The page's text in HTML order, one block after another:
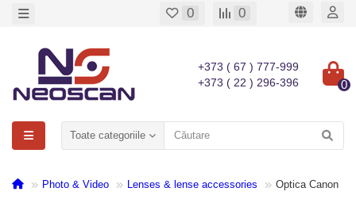
0 0
+373 ( 67 ) 777-999
+373 ( 22 ) 296-396
0
Toate categoriile
Photo & Video Lenses & lense accessories Optica Canon